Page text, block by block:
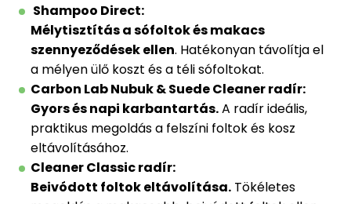
Shampoo Direct:
Mélytisztítás a sófoltok és makacs
szennyeződések ellen. Hatékonyan távolítja el
a mélyen ülő koszt és a téli sófoltokat.
Carbon Lab Nubuk & Suede Cleaner radír:
Gyors és napi karbantartás.A radír ideális,
praktikus megoldás a felszíni foltok és kosz
eltávolításához.
Cleaner Classic radír:
Beivódott foltok eltávolítása. Tökéletes